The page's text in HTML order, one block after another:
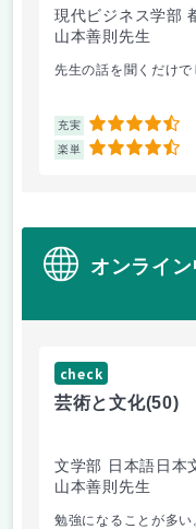
現代ビジネス学部
山本善則先生
先生の話を聞くだけ
充実 4.5
楽単 4.5
オンライ
check
芸術と文化(50)
文学部 日本語日本
山本善則先生
勉強になることが多